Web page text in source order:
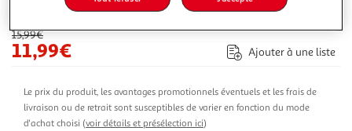
15,99€
11,99€
Ajouter au panier
Ajouter à une liste
Le prix du produit, les avantages promotionnels éventuels et les frais de
livraison ou de retrait sont susceptibles de varier en fonction du mode
d'achat choisi (voir détails et présélection ici)